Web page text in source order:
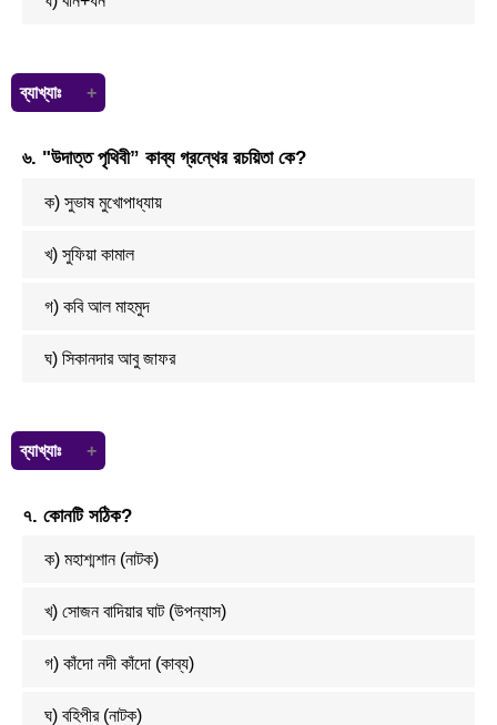
ব্যাখ্যাঃ
৬. "উদাত্ত পৃথিবী” কাব্য গ্রন্থের রচয়িতা কে?
ক) সুভাষ মুখোপাধ্যায়
খ) সুফিয়া কামাল
গ) কবি আল মাহমুদ
ঘ) সিকানদার আবু জাফর
ব্যাখ্যাঃ
বেগম সুফিয়া কামাল (২০শে জুন ১৯১১ - ২০শে নভেম্বর ১৯৯৯) এর কাব্যগ্রন্থ গুরো
হলো: সাঁঝের মায়া (১৯৩৮), মায়া কাজল (১৯৫১), মন ও জীবন (১৯৫৭), প্রশস্তি ও
মৃত্তিকার ঘ্রাণ (১৯৭০), মোর জাদুদের সমাধি পরে (১৯৭২)।
৭. কোনটি সঠিক?
ক) মহাশ্মশান (নাটক)
খ) সোজন বাদিয়ার ঘাট (উপন্যাস)
গ) কাঁদো নদী কাঁদো (কাব্য)
ঘ) বহিপীর (নাটক)